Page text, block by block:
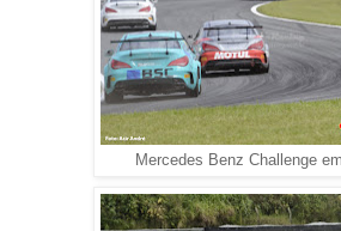
Mercedes Benz Challenge